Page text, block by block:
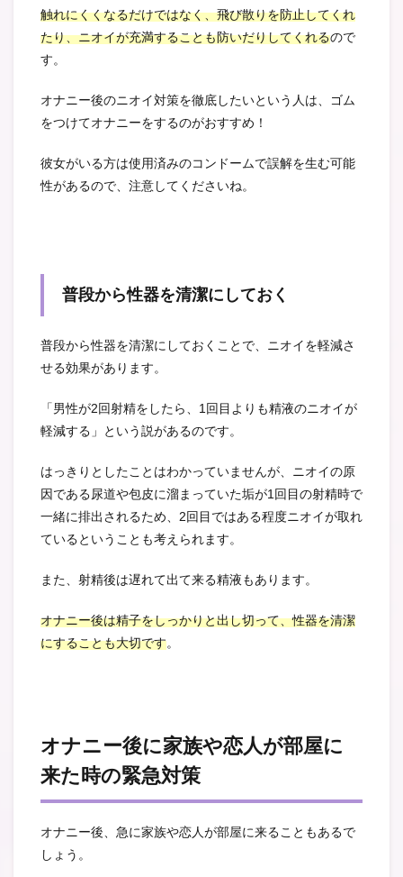
触れにくくなるだけではなく、飛び散りを防止してくれ
たり、ニオイが充満することも防いだりしてくれるので
す。
オナニー後のニオイ対策を徹底したいという人は、ゴム
をつけてオナニーをするのがおすすめ！
彼女がいる方は使用済みのコンドームで誤解を生む可能
性があるので、注意してくださいね。
普段から性器を清潔にしておく
普段から性器を清潔にしておくことで、ニオイを軽減さ
せる効果があります。
「男性が2回射精をしたら、1回目よりも精液のニオイが
軽減する」という説があるのです。
はっきりとしたことはわかっていませんが、ニオイの原
因である尿道や包皮に溜まっていた垢が1回目の射精時で
一緒に排出されるため、2回目ではある程度ニオイが取れ
ているということも考えられます。
また、射精後は遅れて出て来る精液もあります。
オナニー後は精子をしっかりと出し切って、性器を清潔
にすることも大切です。
オナニー後に家族や恋人が部屋に
来た時の緊急対策
オナニー後、急に家族や恋人が部屋に来ることもあるで
しょう。